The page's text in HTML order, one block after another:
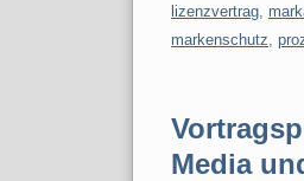
lizenzvertrag
markenschutz
Media